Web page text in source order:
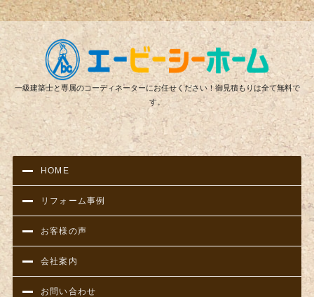
リ
一級建築士と専属のコーディネーターにお任せください！御見積もりは全て無料で
す。
HOME
リフォーム事例
お客様の声
会社案内
お問い合わせ